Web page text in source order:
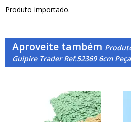
Produto Importado.
Aproveite também
Guipire Trader Ref.52369 6cm